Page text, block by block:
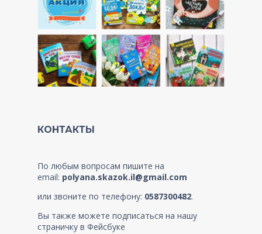
КОНТАКТЫ
По любым вопросам пишите на
email: polyana.skazok.il@gmail.com
или звоните по телефону: 0587300482.
Вы также можете подписаться на нашу
страничку в Фейсбуке